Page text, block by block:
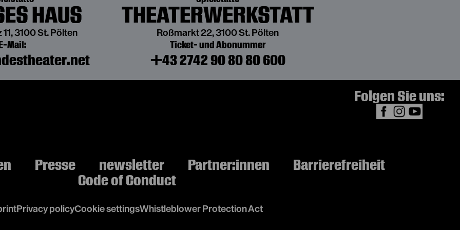
von Wilhelmine von Hillern
HAUS
3100 St. Pölten
THEATERWERKSTATT
Roßmarkt 22, 3100 St. Pölten
Ticket- und Abonummer
+43 2742 90 80 80 600
Mail:
Folgen Sie uns:
Presse newsletter Partner:innen
Barrierefreiheit
Code of Conduct
Privacy policyCookie settingsWhistleblower Protection Act